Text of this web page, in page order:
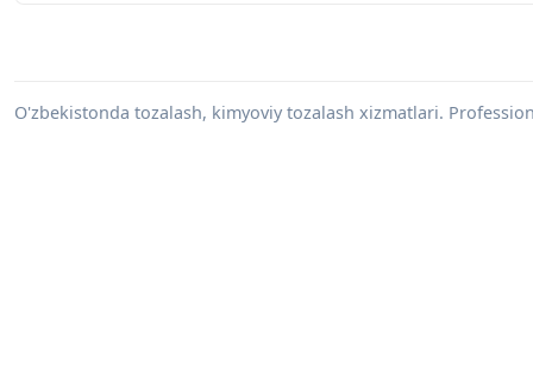
O'zbekistonda tozalash, kimyoviy tozalash xizmatlari.